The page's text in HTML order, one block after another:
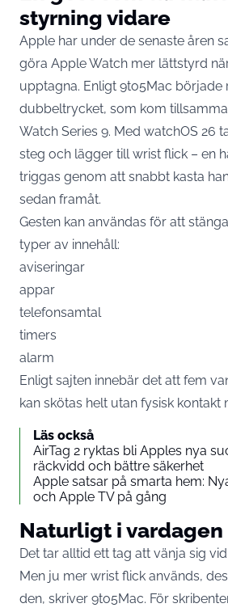
styrning vidare
Apple har under de senaste åren
göra Apple Watch mer lättstyrd
upptagna. Enligt 9to5Mac började
dubbeltrycket, som kom
Watch Series 9. Med watchOS 26
steg och lägger till wrist flick – en
triggas genom att snabbt kasta
sedan framåt.
Gesten kan användas för att
typer av innehåll:
aviseringar
appar
telefonsamtal
timers
alarm
Enligt sajten innebär det att fem
kan skötas helt utan fysisk kontakt
Läs också
AirTag 2 ryktas bli Apples nya
räckvidd och bättre säkerhet
Apple satsar på smarta hem:
och Apple TV på gång
Naturligt i vardagen
Det tar alltid ett tag att vänja sig
Men ju mer wrist flick används,
den, skriver 9to5Mac. För